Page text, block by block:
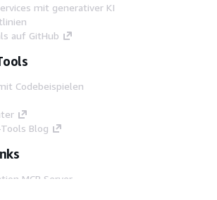
mit generativer KI
auf GitHub
Codebeispielen
Blog
MCP Server